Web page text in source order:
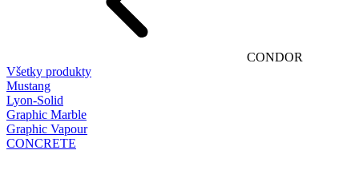
CONDOR
Všetky produkty
Mustang
Lyon-Solid
Graphic Marble
Graphic Vapour
CONCRETE